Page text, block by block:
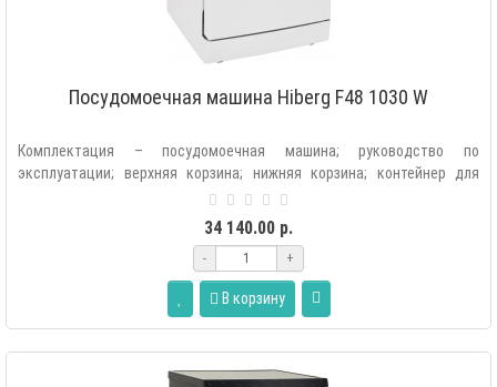
Посудомоечная машина Hiberg F48 1030 W
Комплектация – посудомоечная машина; руководство по
эксплуатации; верхняя корзина; нижняя корзина; контейнер для
34 140.00 р.
- +
В корзину